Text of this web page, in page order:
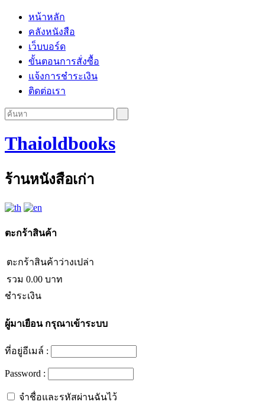
หน้าหลัก
คลังหนังสือ
เว็บบอร์ด
ขั้นตอนการสั่งซื้อ
แจ้งการชำระเงิน
ติดต่อเรา
Thaioldbooks
ร้านหนังสือเก่า
ตะกร้าสินค้า
ตะกร้าสินค้าว่างเปล่า
รวม 0.00 บาท
ชำระเงิน
ผู้มาเยือนกรุณาเข้าระบบ
ที่อยู่อีเมล์ :
Password :
จำชื่อและรหัสผ่านฉันไว้